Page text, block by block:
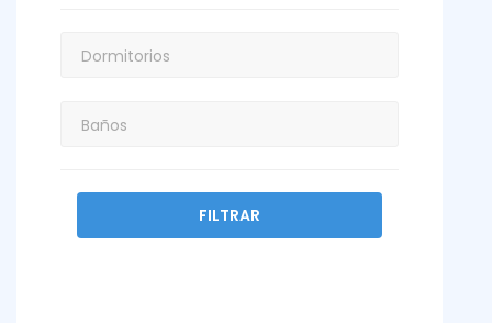
FILTRAR